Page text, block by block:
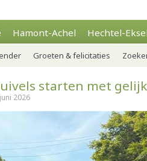
Hamont-Achel Hechtel-
Groeten & felicitaties
starten met
2026